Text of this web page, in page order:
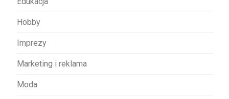
Hobby
Imprezy
Marketing i reklama
Moda